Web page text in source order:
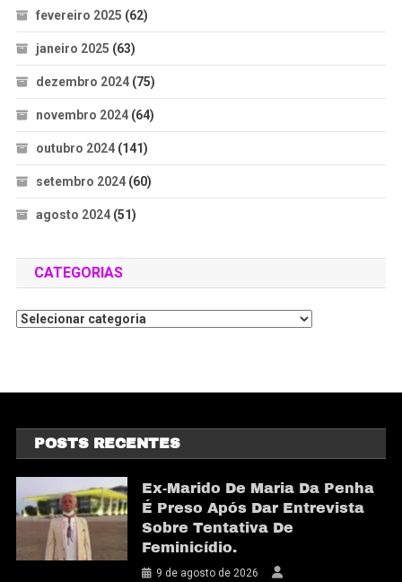
fevereiro 2025 (62)
janeiro 2025 (63)
dezembro 2024(75)
novembro 2024(64)
outubro 2024(141)
setembro 2024(60)
agosto 2024(51)
CATEGORIAS
POSTS RECENTES
Ex-Marido De Maria Da Penha
É Preso Após Dar Entrevista
Sobre Tentativa De
Feminicídio.
9 de agosto de 2026